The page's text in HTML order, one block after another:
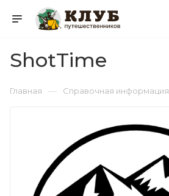
ShotTime
Главная — Справочная информация